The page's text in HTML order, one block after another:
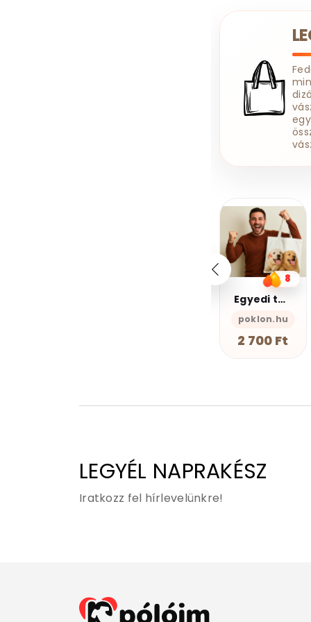
20%
kedvezmény
Kupomkód:
Nap20
6
Kávé 3-pamut zsebes juta midi bevásárlótáska
GEAN Shop
2 490 Ft
LEGYÉL NAPRAKÉSZ
Iratkozz fel hírlevelünkre!